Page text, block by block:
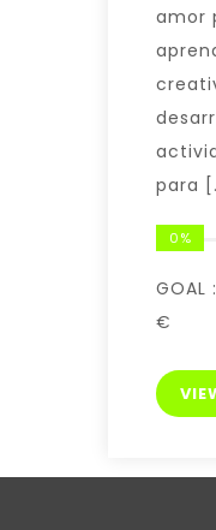
amor
para
0%
GOAL :
€